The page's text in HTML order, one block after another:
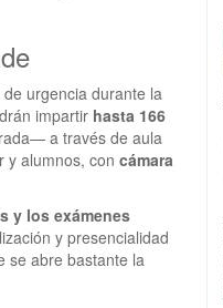
urgencia durante la
impartir hasta 166
a través de aula
y alumnos, con cámara
y los exámenes
y presencialidad
se abre bastante la